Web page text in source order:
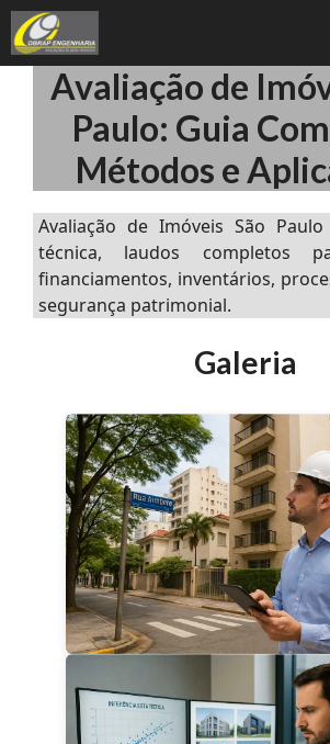
Pular
para
o
conteúdoAvaliação de
Paulo: Guia
Métodos e
Avaliação de Imóveis São
técnica, laudos completos
financiamentos, inventários,
segurança patrimonial.
Galeria